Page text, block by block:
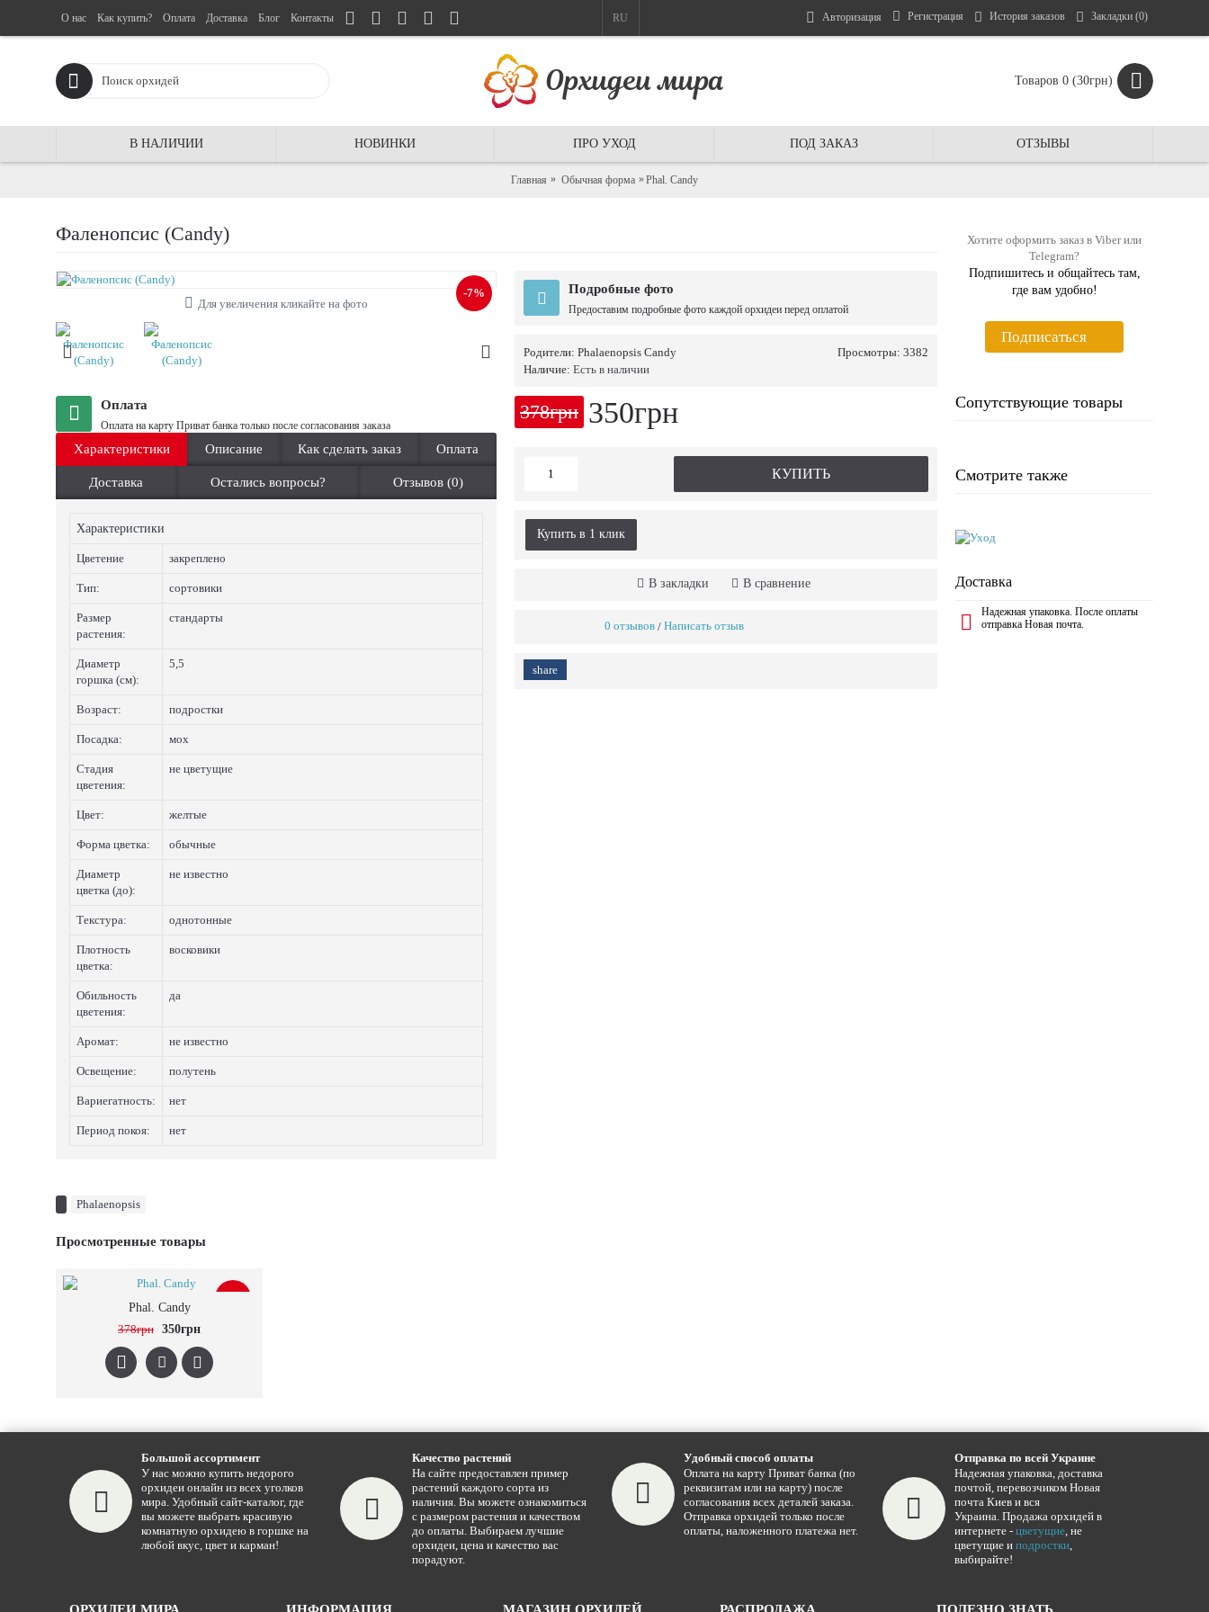
О нас Как купить? Оплата Доставка Блог Контакты RU Авторизация Регистрация История заказов Закладки (0)
Товаров 0 (30грн)
В НАЛИЧИИ НОВИНКИ ПРО УХОД ПОД ЗАКАЗ ОТЗЫВЫ
Главная Обычная форма Phal. Candy
Хотите оформить заказ в Viber или
Telegram?
Подпишитесь и общайтесь там,
где вам удобно!
Подписаться
Сопутствующие товары
Смотрите также
Доставка
Надежная упаковка. После оплаты
отправка Новая почта.
Фаленопсис (Candy)
-7%
Для увеличения кликайте на фото
Оплата
Оплата на карту Приват банка только после согласования заказа
Характеристики Описание Как сделать заказ Оплата
Доставка Остались вопросы? Отзывов (0)
Характеристики
Цветение закреплено
Тип: сортовики
Размер
растения:
стандарты
Диаметр
горшка (см):
5,5
Возраст: подростки
Посадка: мох
Стадия
цветения:
не цветущие
Цвет: желтые
Форма цветка: обычные
Диаметр
цветка (до):
не известно
Текстура: однотонные
Плотность
цветка:
восковики
Обильность
цветения:
да
Аромат: не известно
Освещение: полутень
Вариегатность: нет
Период покоя: нет
Подробные фото
Предоставим подробные фото каждой орхидеи перед оплатой
Просмотры: 3382
Родители: Phalaenopsis Candy
Наличие: Есть в наличии
378грн 350грн
КУПИТЬ
Купить в 1 клик
В закладки В сравнение
0 отзывов / Написать отзыв
share
Phalaenopsis
Просмотренные товары
Phal. Candy
378грн 350грн
Большой ассортимент
У нас можно купить недорого
орхидеи онлайн из всех уголков
мира. Удобный сайт-каталог, где
вы можете выбрать красивую
комнатную орхидею в горшке на
любой вкус, цвет и карман!
Качество растений
На сайте предоставлен пример
растений каждого сорта из
наличия. Вы можете ознакомиться
с размером растения и качеством
до оплаты. Выбираем лучшие
орхидеи, цена и качество вас
порадуют.
Удобный способ оплаты
Оплата на карту Приват банка (по
реквизитам или на карту) после
согласования всех деталей заказа.
Отправка орхидей только после
оплаты, наложенного платежа нет.
Отправка по всей Украине
Надежная упаковка, доставка
почтой, перевозчиком Новая
почта Киев и вся
Украина. Продажа орхидей в
интернете - цветущие, не
цветущие и подростки,
выбирайте!